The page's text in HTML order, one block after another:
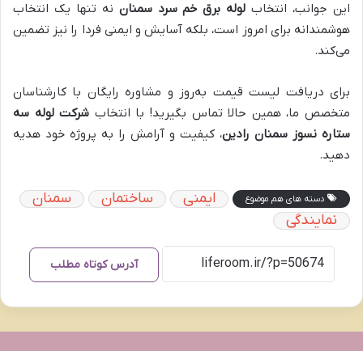
این جوانب، انتخاب لوله برق خم سرد سمنان نه تنها یک انتخاب
هوشمندانه برای امروز است، بلکه آسایش و ایمنی فردا را نیز تضمین
می‌کند.
برای دریافت لیست قیمت به‌روز و مشاوره رایگان با کارشناسان
متخصص ما، همین حالا تماس بگیرید! با انتخاب شرکت لوله سه
ستاره نسوز سمنان رادین، کیفیت و آرامش را به پروژه خود هدیه
دهید.
دسته های هم موضوع ایمنی ساختمان
سمنان
نمایندگی
آدرس کوتاه مطلب